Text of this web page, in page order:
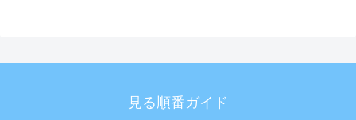
見る順番ガイド